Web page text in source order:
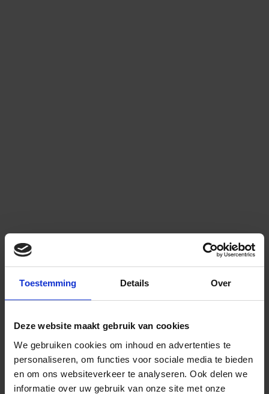
Toestemming Details Over
Deze website maakt gebruik van cookies
We gebruiken cookies om inhoud en advertenties te
personaliseren, om functies voor sociale media te bieden
en om ons websiteverkeer te analyseren. Ook delen we
informatie over uw gebruik van onze site met onze